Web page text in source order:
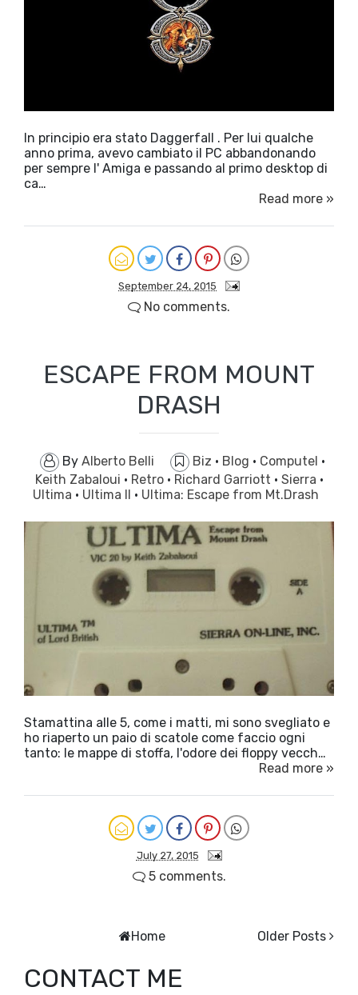
In principio era stato Daggerfall . Per lui qualche
anno prima, avevo cambiato il PC abbandonando
per sempre l' Amiga e passando al primo desktop di
ca…
Read more »
September 24, 2015
No comments.
ESCAPE FROM MOUNT
DRASH
By Alberto Belli Biz · Blog · Computel ·
Keith Zabaloui · Retro · Richard Garriott · Sierra ·
Ultima · Ultima II · Ultima: Escape from Mt.Drash
Stamattina alle 5, come i matti, mi sono svegliato e
ho riaperto un paio di scatole come faccio ogni
tanto: le mappe di stoffa, l'odore dei floppy vecch…
Read more »
July 27, 2015
5 comments.
Older Posts
Home
CONTACT ME